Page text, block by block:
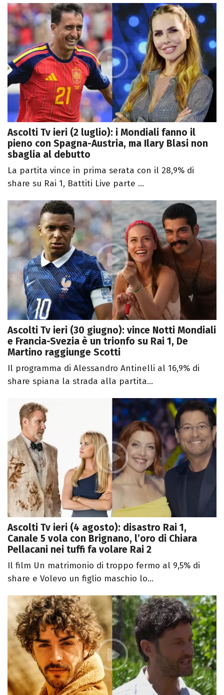
Ascolti Tv ieri (2 luglio): i Mondiali fanno il
pieno con Spagna-Austria, ma Ilary Blasi non
sbaglia al debutto
La partita vince in prima serata con il 28,9% di
share su Rai 1, Battiti Live parte ...
Ascolti Tv ieri (30 giugno): vince Notti Mondiali
e Francia-Svezia è un trionfo su Rai 1, De
Martino raggiunge Scotti
Il programma di Alessandro Antinelli al 16,9% di
share spiana la strada alla partita...
Ascolti Tv ieri (4 agosto): disastro Rai 1,
Canale 5 vola con Brignano, l’oro di Chiara
Pellacani nei tuffi fa volare Rai 2
Il film Un matrimonio di troppo fermo al 9,5% di
share e Volevo un figlio maschio lo...